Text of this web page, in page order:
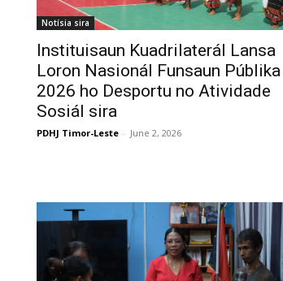
Notísia sira
Instituisaun Kuadrilaterál Lansa
Loron Nasionál Funsaun Públika
2026 ho Desportu no Atividade
Sosiál sira
PDHJ Timor-Leste - June 2, 2026